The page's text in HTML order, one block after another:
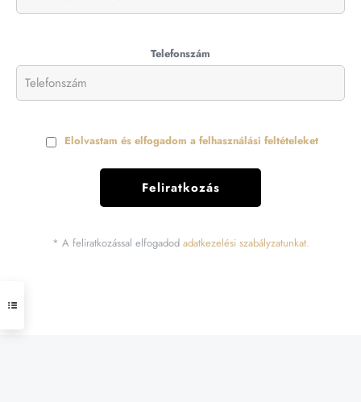
Telefonszám
Elolvastam és elfogadom a felhasználási feltételeket
* A feliratkozással elfogadod adatkezelési szabályzatunkat.